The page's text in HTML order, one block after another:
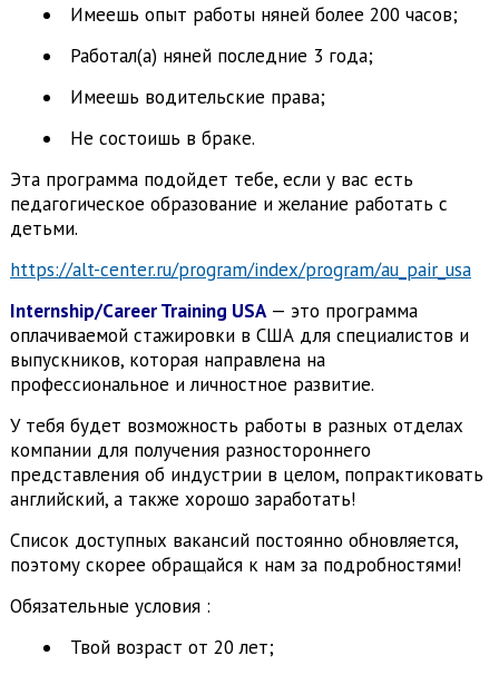
Имеешь опыт работы няней более 200 часов;
Работал(а) няней последние 3 года;
Имеешь водительские права;
Не состоишь в браке.
Эта программа подойдет тебе, если у вас есть
педагогическое образование и желание работать с
детьми.
https://alt-center.ru/program/index/program/au_pair_usa
Internship/Career Training USA— это программа
оплачиваемой стажировки в США для специалистов и
выпускников, которая направлена на
профессиональное и личностное развитие.
У тебя будет возможность работы в разных отделах
компании для получения разностороннего
представления об индустрии в целом, попрактиковать
английский, а также хорошо заработать!
Список доступных вакансий постоянно обновляется,
поэтому скорее обращайся к нам за подробностями!
Обязательные условия :
Твой возраст от 20 лет;